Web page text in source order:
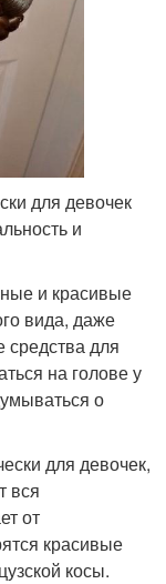
для девочек
и
и красивые
вида, даже
для
на голове у
о
для девочек,
вся
от
красивые
косы.